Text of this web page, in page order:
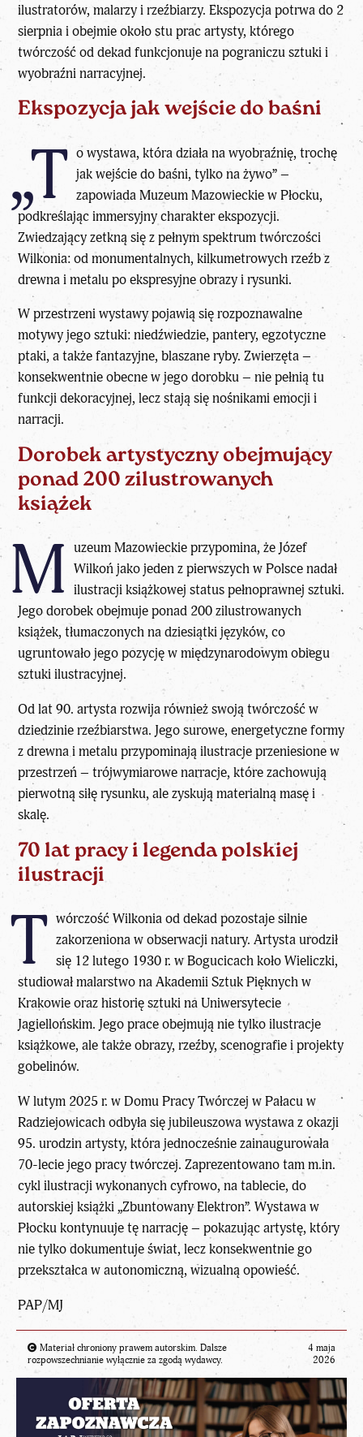
ilustratorów, malarzy i rzeźbiarzy. Ekspozycja potrwa do 2
sierpnia i obejmie około stu prac artysty, którego
twórczość od dekad funkcjonuje na pograniczu sztuki i
wyobraźni narracyjnej.
Ekspozycja jak wejście do baśni
„T o wystawa, która działa na wyobraźnię, trochę
jak wejście do baśni, tylko na żywo” –
zapowiada Muzeum Mazowieckie w Płocku,
podkreślając immersyjny charakter ekspozycji.
Zwiedzający zetkną się z pełnym spektrum twórczości
Wilkonia: od monumentalnych, kilkumetrowych rzeźb z
drewna i metalu po ekspresyjne obrazy i rysunki.
W przestrzeni wystawy pojawią się rozpoznawalne
motywy jego sztuki: niedźwiedzie, pantery, egzotyczne
ptaki, a także fantazyjne, blaszane ryby. Zwierzęta –
konsekwentnie obecne w jego dorobku – nie pełnią tu
funkcji dekoracyjnej, lecz stają się nośnikami emocji i
narracji.
Dorobek artystyczny obejmujący
ponad 200 zilustrowanych
książek
M uzeum Mazowieckie przypomina, że Józef
Wilkoń jako jeden z pierwszych w Polsce nadał
ilustracji książkowej status pełnoprawnej sztuki.
Jego dorobek obejmuje ponad 200 zilustrowanych
książek, tłumaczonych na dziesiątki języków, co
ugruntowało jego pozycję w międzynarodowym obiegu
sztuki ilustracyjnej.
Od lat 90. artysta rozwija również swoją twórczość w
dziedzinie rzeźbiarstwa. Jego surowe, energetyczne formy
z drewna i metalu przypominają ilustracje przeniesione w
przestrzeń – trójwymiarowe narracje, które zachowują
pierwotną siłę rysunku, ale zyskują materialną masę i
skalę.
70 lat pracy i legenda polskiej
ilustracji
T wórczość Wilkonia od dekad pozostaje silnie
zakorzeniona w obserwacji natury. Artysta urodził
się 12 lutego 1930 r. w Bogucicach koło Wieliczki,
studiował malarstwo na Akademii Sztuk Pięknych w
Krakowie oraz historię sztuki na Uniwersytecie
Jagiellońskim. Jego prace obejmują nie tylko ilustracje
książkowe, ale także obrazy, rzeźby, scenografie i projekty
gobelinów.
W lutym 2025 r. w Domu Pracy Twórczej w Pałacu w
Radziejowicach odbyła się jubileuszowa wystawa z okazji
95. urodzin artysty, która jednocześnie zainaugurowała
70-lecie jego pracy twórczej. Zaprezentowano tam m.in.
cykl ilustracji wykonanych cyfrowo, na tablecie, do
autorskiej książki „Zbuntowany Elektron”. Wystawa w
Płocku kontynuuje tę narrację – pokazując artystę, który
nie tylko dokumentuje świat, lecz konsekwentnie go
przekształca w autonomiczną, wizualną opowieść.
PAP/MJ
Materiał chroniony prawem autorskim. Dalsze
rozpowszechnianie wyłącznie za zgodą wydawcy.
4 maja
2026